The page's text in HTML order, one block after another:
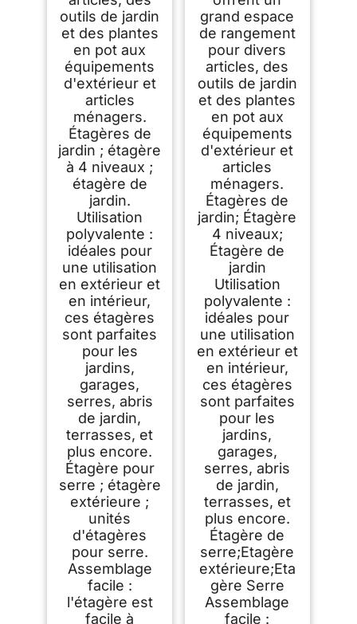
outils de jardin
et des plantes
en pot aux
équipements
d'extérieur et
articles
ménagers.
Étagères de
jardin ; étagère
à 4 niveaux ;
étagère de
jardin.
Utilisation
polyvalente :
idéales pour
une utilisation
en extérieur et
en intérieur,
ces étagères
sont parfaites
pour les
jardins,
garages,
serres, abris
de jardin,
terrasses, et
plus encore.
Étagère pour
serre ; étagère
extérieure ;
unités
d'étagères
pour serre.
Assemblage
facile :
l'étagère est
facile à
grand espace
de rangement
pour divers
articles, des
outils de jardin
et des plantes
en pot aux
équipements
d'extérieur et
articles
ménagers.
Étagères de
jardin; Étagère
4 niveaux;
Étagère de
jardin
Utilisation
polyvalente :
idéales pour
une utilisation
en extérieur et
en intérieur,
ces étagères
sont parfaites
pour les
jardins,
garages,
serres, abris
de jardin,
terrasses, et
plus encore.
Étagère de
serre;Etagère
extérieure;Eta
gère Serre
Assemblage
facile :